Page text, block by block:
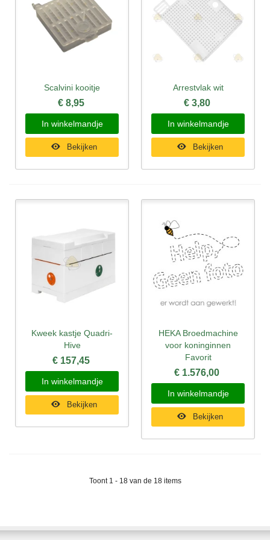
Scalvini kooitje
€ 8,95
In winkelmandje
Bekijken
Arrestvlak wit
€ 3,80
In winkelmandje
Bekijken
Kweek kastje Quadri-
Hive
€ 157,45
In winkelmandje
Bekijken
HEKA Broedmachine
voor koninginnen
Favorit
€ 1.576,00
In winkelmandje
Bekijken
Toont 1 - 18 van de 18 items